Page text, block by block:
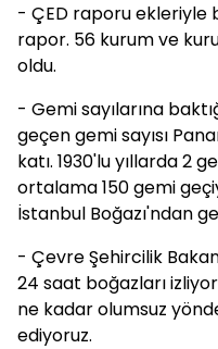
- ÇED raporu ekleriyle
rapor. 56 kurum ve
oldu.
- Gemi sayılarına
geçen gemi sayısı
katı. 1930'lu yıllarda 2
ortalama 150 gemi
İstanbul Boğazı'ndan
- Çevre Şehircilik
24 saat boğazları
ne kadar olumsuz
ediyoruz.